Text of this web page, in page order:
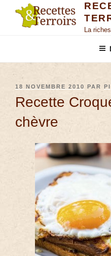
La
18 NOVEMBRE 2010 PAR
Recette
chèvre